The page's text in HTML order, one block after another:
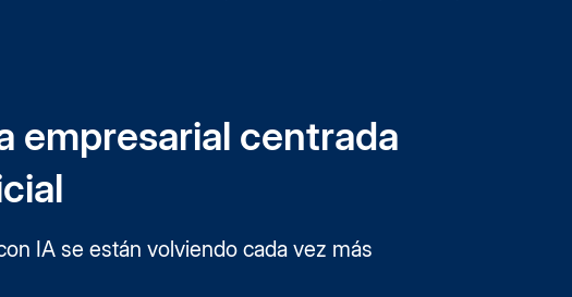
empresarial centrada
IA se están volviendo cada vez más